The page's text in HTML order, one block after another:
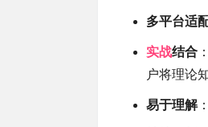
多平台适
实战结合
户将理论
易于理解